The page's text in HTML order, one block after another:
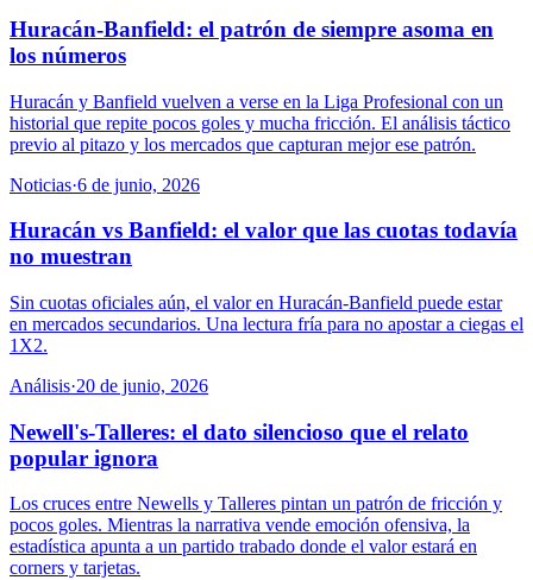
Huracán-Banfield: el patrón de siempre asoma en
los números
Huracán y Banfield vuelven a verse en la Liga Profesional con un
historial que repite pocos goles y mucha fricción. El análisis táctico
previo al pitazo y los mercados que capturan mejor ese patrón.
Noticias·6 de junio, 2026
Huracán vs Banfield: el valor que las cuotas todavía
no muestran
Sin cuotas oficiales aún, el valor en Huracán-Banfield puede estar
en mercados secundarios. Una lectura fría para no apostar a ciegas el
1X2.
Análisis·20 de junio, 2026
Newell's-Talleres: el dato silencioso que el relato
popular ignora
Los cruces entre Newells y Talleres pintan un patrón de fricción y
pocos goles. Mientras la narrativa vende emoción ofensiva, la
estadística apunta a un partido trabado donde el valor estará en
corners y tarjetas.